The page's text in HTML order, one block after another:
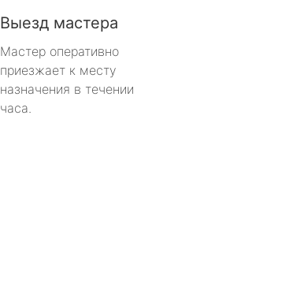
Выезд мастера
Мастер оперативно
приезжает к месту
назначения в течении
часа.